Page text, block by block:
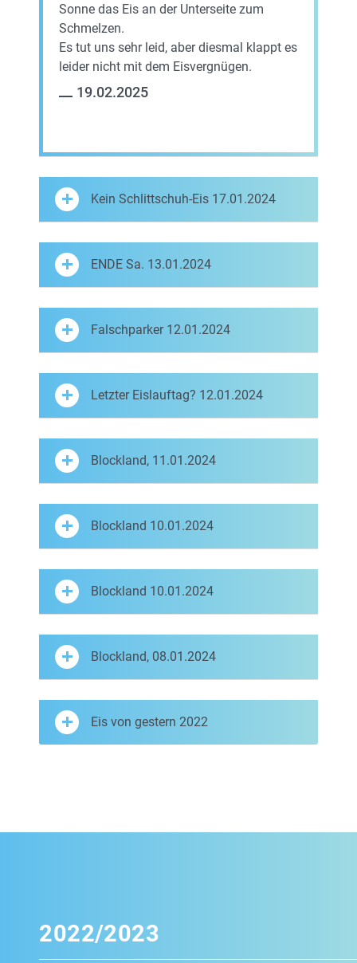
Sonne das Eis an der Unterseite zum
Schmelzen.
Es tut uns sehr leid, aber diesmal klappt es
leider nicht mit dem Eisvergnügen.
19.02.2025
Kein Schlittschuh-Eis 17.01.2024
ENDE Sa. 13.01.2024
Falschparker 12.01.2024
Letzter Eislauftag? 12.01.2024
Blockland, 11.01.2024
Blockland 10.01.2024
Blockland 10.01.2024
Blockland, 08.01.2024
Eis von gestern 2022
2022/2023